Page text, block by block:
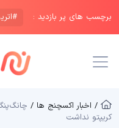
برچسب های پر بازدید :
/ اخبار اکسچنج ها /
کریپتو نداشت